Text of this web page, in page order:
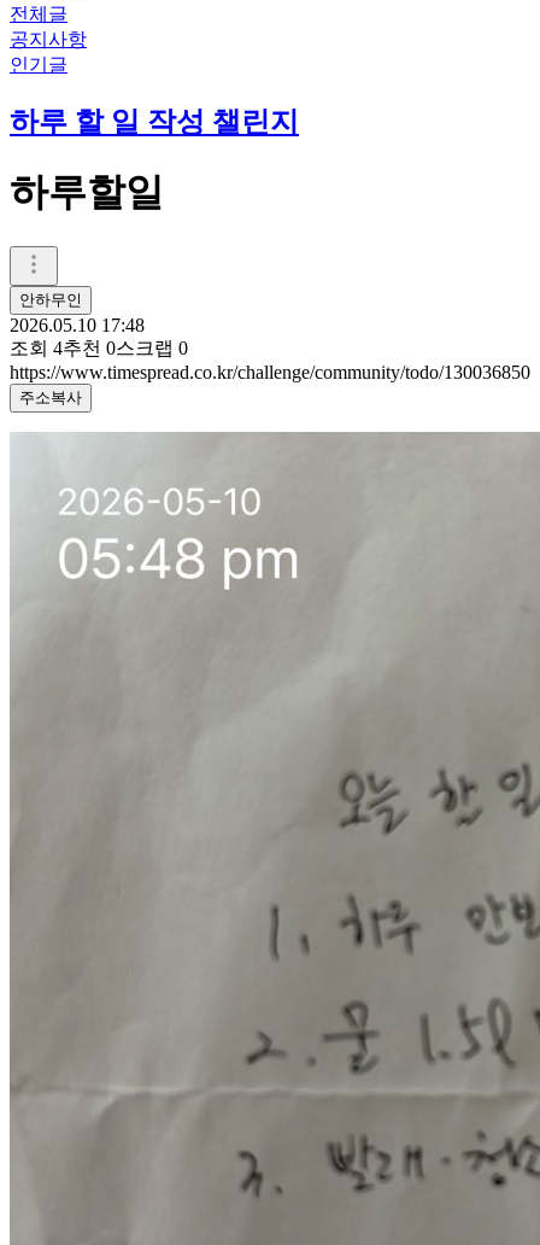
전체글
공지사항
인기글
하루 할 일 작성 챌린지
하루할일
안하무인
2026.05.10 17:48
조회 4추천 0스크랩 0
https://www.timespread.co.kr/challenge/community/todo/130036850
주소복사